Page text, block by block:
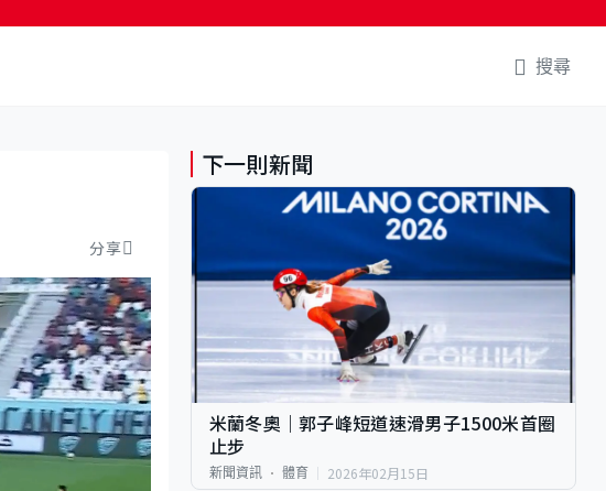
搜尋
分享
下一則新聞
米蘭冬奧｜郭子峰短道速滑男子1500米首圈
止步
新聞資訊 體育 2026年02月15日